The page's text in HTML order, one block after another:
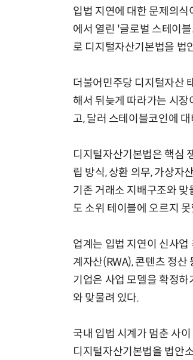
입법 지연에 대한 문제의
에서 열린 '글로벌 스테이
로 디지털자산기본법을 법
더불어민주당 디지털자산
해서 뒤늦게 따라가는 시장
고, 달러 스테이블코인에
디지털자산기본법은 핵심
립 방식, 상환 의무, 가상자
기존 거래소 지배구조와
도 소위 테이블에 오르지
업계는 입법 지연이 신사업
계자산(RWA), 콘텐츠 정산
기업은 사업 모델을 확정하
와 맞물려 있다.
국내 입법 시계가 멈춘 사
디지털자산기본법을 법안